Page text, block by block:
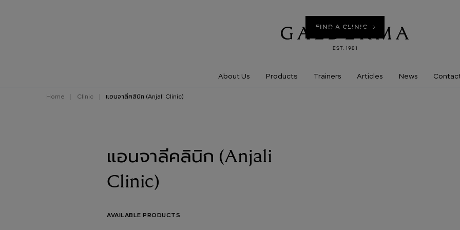
FIND A CLINIC
About Us Products Trainers Articles News
Home Clinic แอนจาลีคลินิก (Anjali Clinic)
แอนจาลีคลินิก (Anjali
Clinic)
AVAILABLE PRODUCTS